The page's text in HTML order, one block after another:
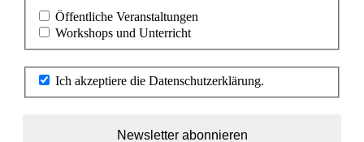
Öffentliche Veranstaltungen
Workshops und Unterricht
Ich akzeptiere die Datenschutzerklärung.